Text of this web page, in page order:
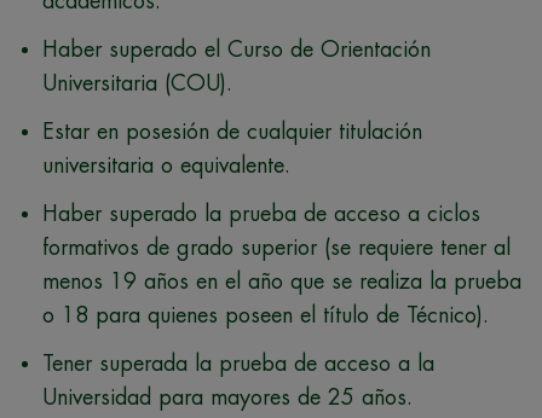
Haber superado el Curso de Orientación
Universitaria (COU).
Estar en posesión de cualquier titulación
universitaria o equivalente.
Haber superado la prueba de acceso a ciclos
formativos de grado superior (se requiere tener al
menos 19 años en el año que se realiza la prueba
o 18 para quienes poseen el título de Técnico).
Tener superada la prueba de acceso a la
Universidad para mayores de 25 años.